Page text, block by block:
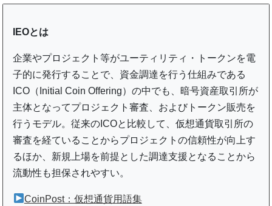
IEOとは
企業やプロジェクト等がユーティリティ・トークンを電
子的に発行することで、資金調達を行う仕組みである
ICO（Initial Coin Offering）の中でも、暗号資産取引所が
主体となってプロジェクト審査、およびトークン販売を
行うモデル。従来のICOと比較して、仮想通貨取引所の
審査を経ていることからプロジェクトの信頼性が向上す
るほか、新規上場を前提とした調達支援となることから
流動性も担保されやすい。
CoinPost：仮想通貨用語集